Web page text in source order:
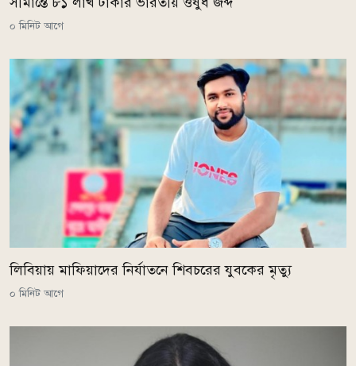
০ মিনিট আগে
লিবিয়ায় মাফিয়াদের নির্যাতনে শিবচরের যুবকের মৃত্যু
০ মিনিট আগে